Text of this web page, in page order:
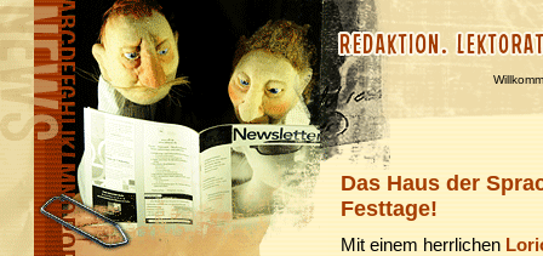
Das Haus der
Festtage!
Mit einem herrlichen